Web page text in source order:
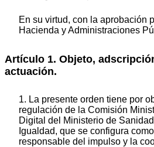
En su virtud, con la aprobación
Hacienda y Administraciones
Artículo 1. Objeto,
actuación.
1. La presente orden tiene por
regulación de la Comisión
Digital del Ministerio de
Igualdad, que se configura
responsable del impulso y la